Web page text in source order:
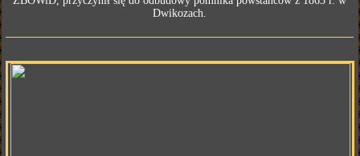
Dwikozach.